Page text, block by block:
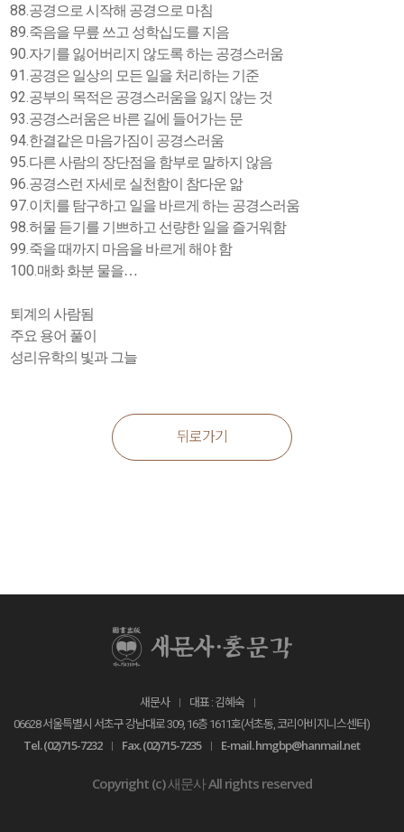
88. 공경으로 시작해 공경으로 마침
89. 죽음을 무릎 쓰고 성학십도를 지음
90. 자기를 잃어버리지 않도록 하는 공경스러움
91. 공경은 일상의 모든 일을 처리하는 기준
92. 공부의 목적은 공경스러움을 잃지 않는 것
93. 공경스러움은 바른 길에 들어가는 문
94. 한결같은 마음가짐이 공경스러움
95. 다른 사람의 장단점을 함부로 말하지 않음
96. 공경스런 자세로 실천함이 참다운 앎
97. 이치를 탐구하고 일을 바르게 하는 공경스러움
98.허물 듣기를 기쁘하고 선량한 일을 즐거워함
99. 죽을 때까지 마음을 바르게 해야 함
100. 매화 화분 물을…
퇴계의 사람됨
주요 용어 풀이
성리유학의 빛과 그늘
뒤로가기
새문사
대표 : 김혜숙
06628 서울특별시 서초구 강남대로 309, 16층 1611호(서초동, 코리아비지니스센터)
Tel. (02)715-7232 Fax. (02)715-7235 E-mail. hmgbp@hanmail.net
Copyright (c) 새문사 All rights reserved